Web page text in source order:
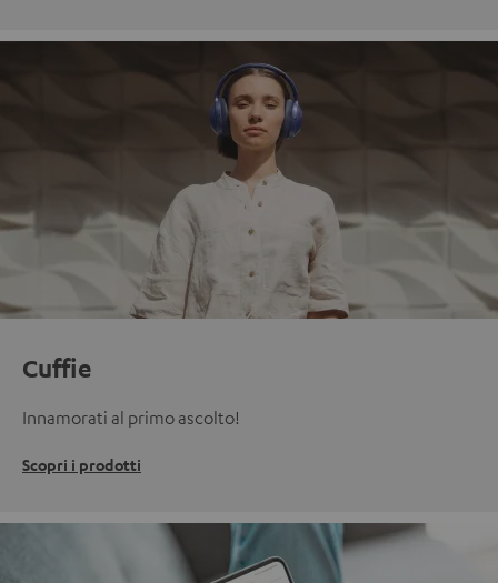
Cuffie
Innamorati al primo ascolto!
Scopri i prodotti